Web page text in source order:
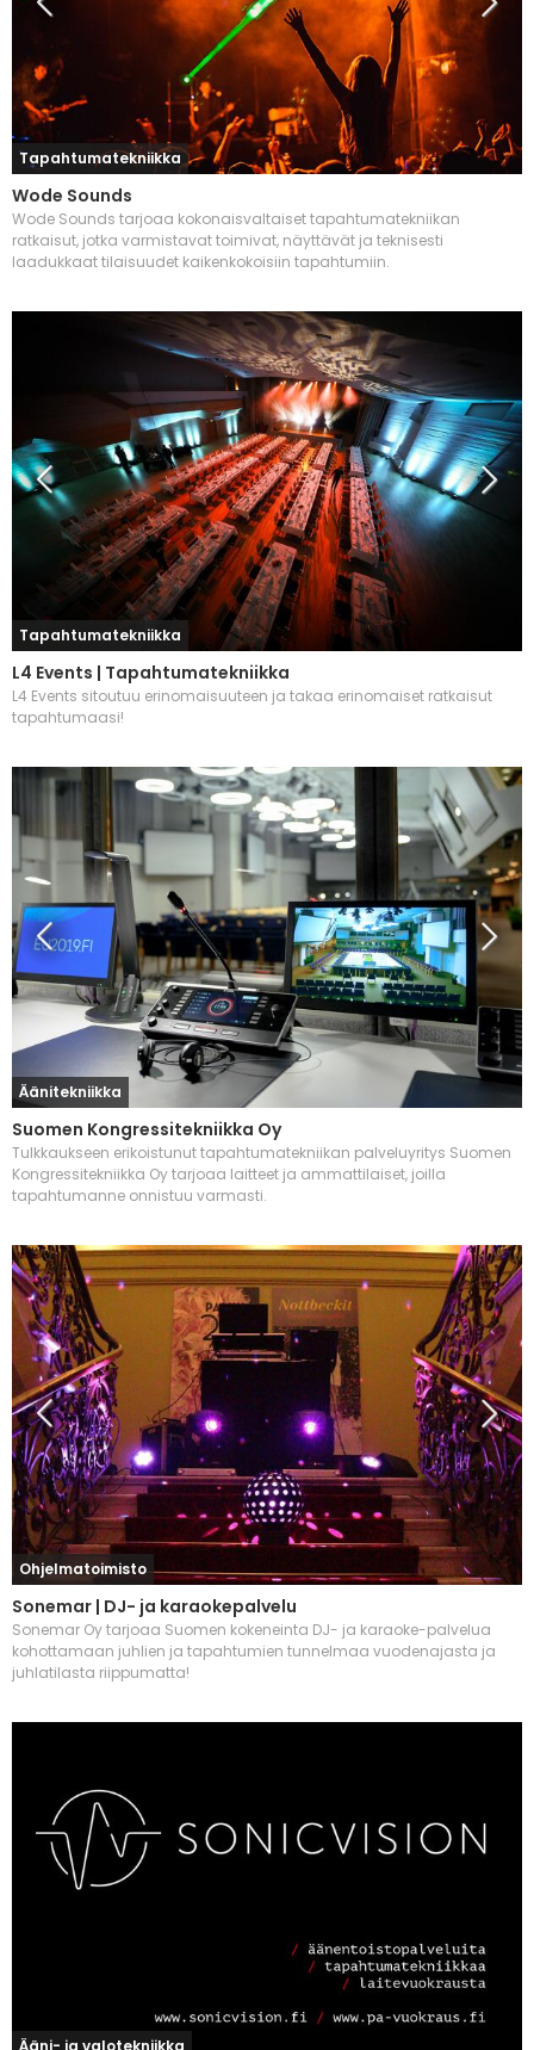
Tapahtumatekniikka
Wode Sounds
Wode Sounds tarjoaa kokonaisvaltaiset tapahtumatekniikan
ratkaisut, jotka varmistavat toimivat, näyttävät ja teknisesti
laadukkaat tilaisuudet kaikenkokoisiin tapahtumiin.
Tapahtumatekniikka
L4 Events | Tapahtumatekniikka
L4 Events sitoutuu erinomaisuuteen ja takaa erinomaiset ratkaisut
tapahtumaasi!
Äänitekniikka
Suomen Kongressitekniikka Oy
Tulkkaukseen erikoistunut tapahtumatekniikan palveluyritys Suomen
Kongressitekniikka Oy tarjoaa laitteet ja ammattilaiset, joilla
tapahtumanne onnistuu varmasti.
Ohjelmatoimisto
Sonemar | DJ- ja karaokepalvelu
Sonemar Oy tarjoaa Suomen kokeneinta DJ- ja karaoke-palvelua
kohottamaan juhlien ja tapahtumien tunnelmaa vuodenajasta ja
juhlatilasta riippumatta!